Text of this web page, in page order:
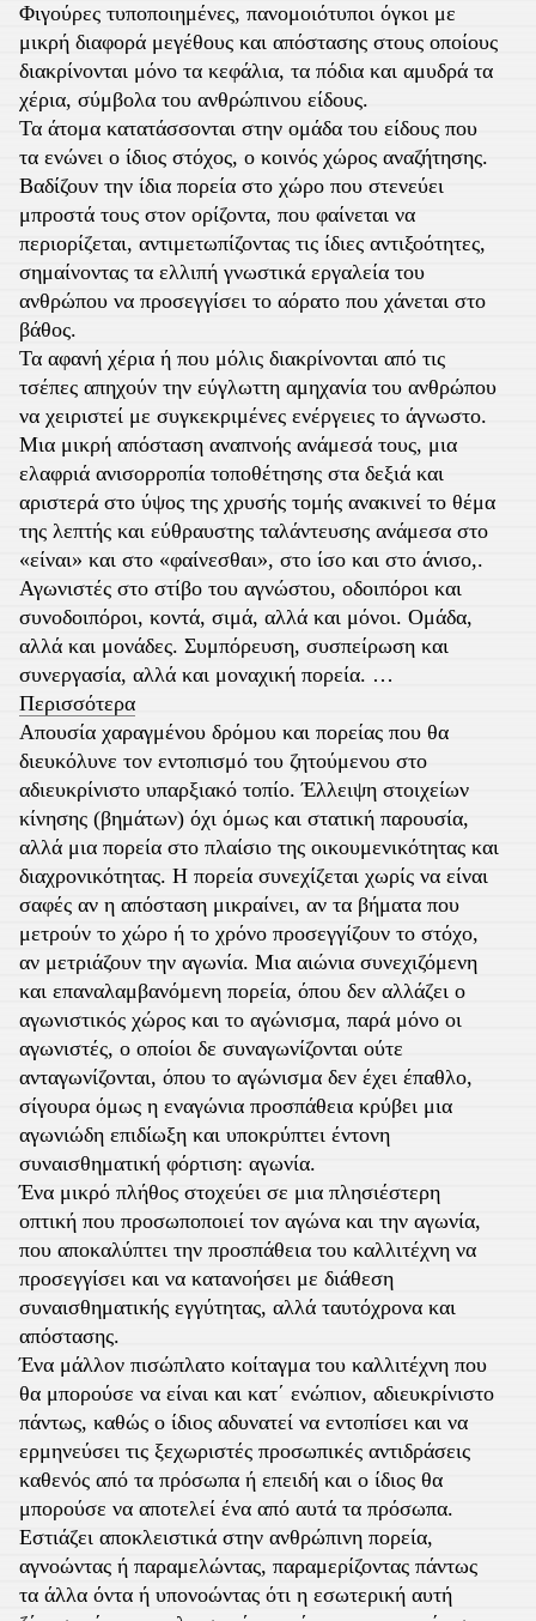
Φιγούρες τυποποιημένες, πανομοιότυποι όγκοι με
μικρή διαφορά μεγέθους και απόστασης στους οποίους
διακρίνονται μόνο τα κεφάλια, τα πόδια και αμυδρά τα
χέρια, σύμβολα του ανθρώπινου είδους.
Τα άτομα κατατάσσονται στην ομάδα του είδους που
τα ενώνει ο ίδιος στόχος, ο κοινός χώρος αναζήτησης.
Βαδίζουν την ίδια πορεία στο χώρο που στενεύει
μπροστά τους στον ορίζοντα, που φαίνεται να
περιορίζεται, αντιμετωπίζοντας τις ίδιες αντιξοότητες,
σημαίνοντας τα ελλιπή γνωστικά εργαλεία του
ανθρώπου να προσεγγίσει το αόρατο που χάνεται στο
βάθος.
Τα αφανή χέρια ή που μόλις διακρίνονται από τις
τσέπες απηχούν την εύγλωττη αμηχανία του ανθρώπου
να χειριστεί με συγκεκριμένες ενέργειες το άγνωστο.
Μια μικρή απόσταση αναπνοής ανάμεσά τους, μια
ελαφριά ανισορροπία τοποθέτησης στα δεξιά και
αριστερά στο ύψος της χρυσής τομής ανακινεί το θέμα
της λεπτής και εύθραυστης ταλάντευσης ανάμεσα στο
«είναι» και στο «φαίνεσθαι», στο ίσο και στο άνισο,.
Αγωνιστές στο στίβο του αγνώστου, οδοιπόροι και
συνοδοιπόροι, κοντά, σιμά, αλλά και μόνοι. Ομάδα,
αλλά και μονάδες. Συμπόρευση, συσπείρωση και
συνεργασία, αλλά και μοναχική πορεία. …
Περισσότερα
Απουσία χαραγμένου δρόμου και πορείας που θα
διευκόλυνε τον εντοπισμό του ζητούμενου στο
αδιευκρίνιστο υπαρξιακό τοπίο. Έλλειψη στοιχείων
κίνησης (βημάτων) όχι όμως και στατική παρουσία,
αλλά μια πορεία στο πλαίσιο της οικουμενικότητας και
διαχρονικότητας. Η πορεία συνεχίζεται χωρίς να είναι
σαφές αν η απόσταση μικραίνει, αν τα βήματα που
μετρούν το χώρο ή το χρόνο προσεγγίζουν το στόχο,
αν μετριάζουν την αγωνία. Μια αιώνια συνεχιζόμενη
και επαναλαμβανόμενη πορεία, όπου δεν αλλάζει ο
αγωνιστικός χώρος και το αγώνισμα, παρά μόνο οι
αγωνιστές, ο οποίοι δε συναγωνίζονται ούτε
ανταγωνίζονται, όπου το αγώνισμα δεν έχει έπαθλο,
σίγουρα όμως η εναγώνια προσπάθεια κρύβει μια
αγωνιώδη επιδίωξη και υποκρύπτει έντονη
συναισθηματική φόρτιση: αγωνία.
Ένα μικρό πλήθος στοχεύει σε μια πλησιέστερη
οπτική που προσωποποιεί τον αγώνα και την αγωνία,
που αποκαλύπτει την προσπάθεια του καλλιτέχνη να
προσεγγίσει και να κατανοήσει με διάθεση
συναισθηματικής εγγύτητας, αλλά ταυτόχρονα και
απόστασης.
Ένα μάλλον πισώπλατο κοίταγμα του καλλιτέχνη που
θα μπορούσε να είναι και κατ΄ ενώπιον, αδιευκρίνιστο
πάντως, καθώς ο ίδιος αδυνατεί να εντοπίσει και να
ερμηνεύσει τις ξεχωριστές προσωπικές αντιδράσεις
καθενός από τα πρόσωπα ή επειδή και ο ίδιος θα
μπορούσε να αποτελεί ένα από αυτά τα πρόσωπα.
Εστιάζει αποκλειστικά στην ανθρώπινη πορεία,
αγνοώντας ή παραμελώντας, παραμερίζοντας πάντως
τα άλλα όντα ή υπονοώντας ότι η εσωτερική αυτή